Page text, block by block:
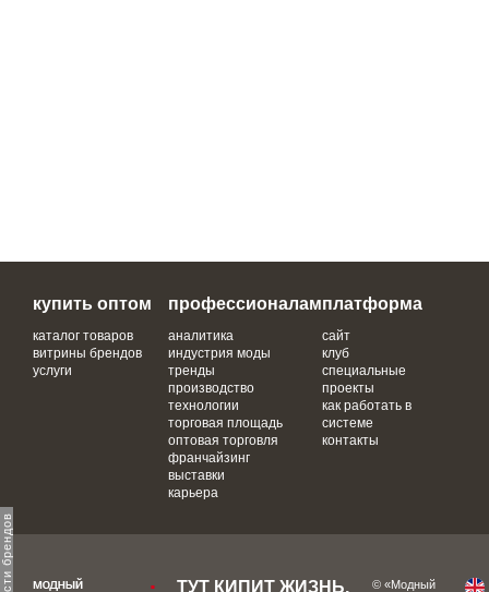
купить оптом
каталог товаров
витрины брендов
услуги
профессионалам
аналитика
индустрия моды
тренды
производство
технологии
торговая площадь
оптовая торговля
франчайзинг
выставки
карьера
платформа
сайт
клуб
специальные
проекты
как работать в
системе
контакты
ТУТ КИПИТ ЖИЗНЬ,
© «Модный